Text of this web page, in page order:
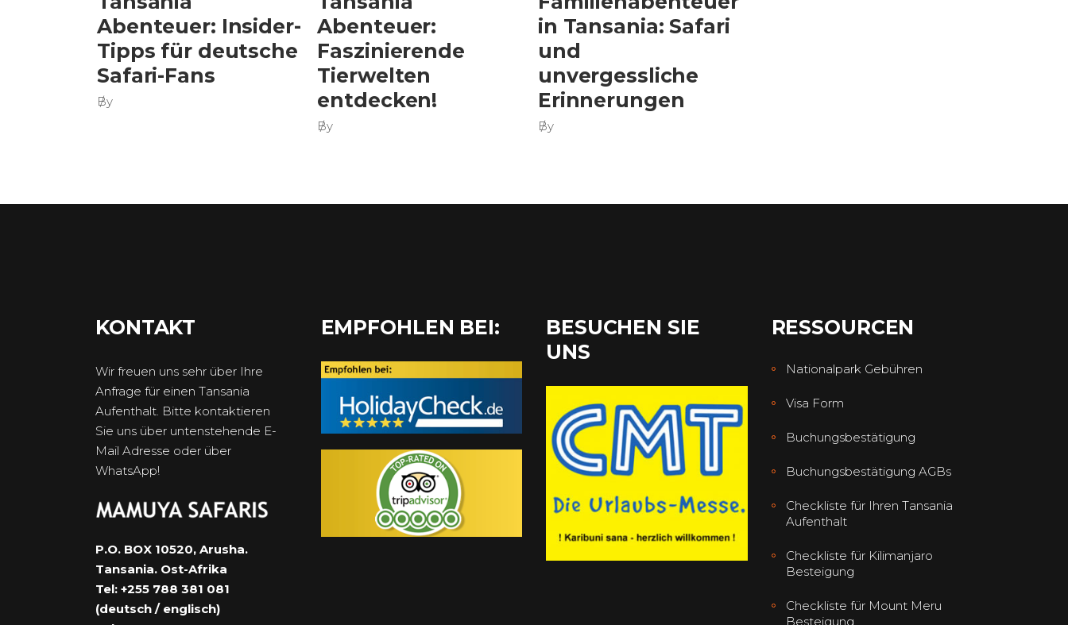
Abenteuer: Insider-
Tipps für deutsche
Safari-Fans
By
Abenteuer:
Faszinierende
Tierwelten
entdecken!
By
in Tansania: Safari
und
unvergessliche
Erinnerungen
By
KONTAKT
Wir freuen uns sehr über Ihre
Anfrage für einen Tansania
Aufenthalt. Bitte kontaktieren
Sie uns über untenstehende E-
Mail Adresse oder über
WhatsApp!
P.O. BOX 10520, Arusha.
Tansania. Ost-Afrika
Tel: +255 788 381 081
(deutsch / englisch)
EMPFOHLEN BEI:
BESUCHEN SIE
UNS
RESSOURCEN
Nationalpark Gebühren
Visa Form
Buchungsbestätigung
Buchungsbestätigung AGBs
Checkliste für Ihren Tansania
Aufenthalt
Checkliste für Kilimanjaro
Besteigung
Checkliste für Mount Meru
Besteigung